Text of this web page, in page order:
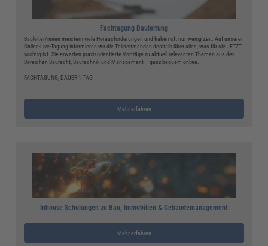
Fachtagung Bauleitung
Bauleiter/innen meistern viele Herausforderungen und haben oft nur wenig Zeit. Auf unserer
Online-Live-Tagung informieren wir die Teilnehmenden deshalb über alles, was für sie JETZT
wichtig ist. Sie erwarten praxisorientierte Vorträge zu aktuell relevanten Themen aus den
Bereichen Baurecht, Bautechnik und Management – ganz bequem online.
FACHTAGUNG, DAUER 1 TAG
Mehr erfahren
Inhouse Schulungen zu Bau, Immobilien & Gebäudemanagement
Mehr erfahren